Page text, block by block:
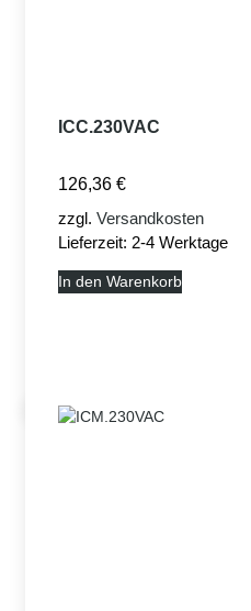
ICC.230VAC
126,36 €
zzgl. Versandkosten
Lieferzeit: 2-4 Werktage
In den Warenkorb